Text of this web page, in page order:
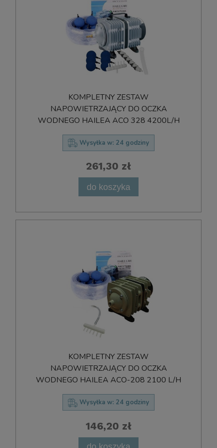
KOMPLETNY ZESTAW
NAPOWIETRZAJĄCY DO OCZKA
WODNEGO HAILEA ACO 328 4200L/H
Wysyłka w: 24 godziny
261,30 zł
do koszyka
KOMPLETNY ZESTAW
NAPOWIETRZAJĄCY DO OCZKA
WODNEGO HAILEA ACO-208 2100 L/H
Wysyłka w: 24 godziny
146,20 zł